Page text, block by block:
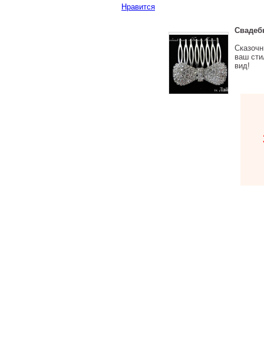
Нравится
ваш
вид!